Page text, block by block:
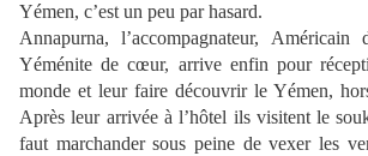
Yémen, c’est un peu par hasard.
Annapurna, l’accompagnateur, Américain
Yéménite de cœur, arrive enfin pour
monde et leur faire découvrir le Yémen,
Après leur arrivée à l’hôtel ils visitent le
faut marchander sous peine de vexer les